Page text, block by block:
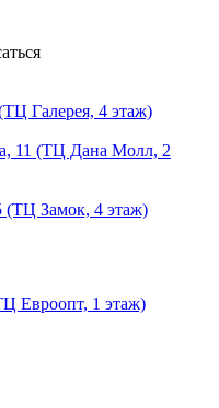
Галерея, 4 этаж)
11 (ТЦ Дана Молл, 2
(ТЦ Замок, 4 этаж)
Евроопт, 1 этаж)